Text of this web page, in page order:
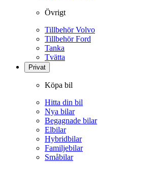
Övrigt
Tillbehör Volvo
Tillbehör Ford
Tanka
Tvätta
Privat
Köpa bil
Hitta din bil
Nya bilar
Begagnade bilar
Elbilar
Hybridbilar
Familjebilar
Småbilar